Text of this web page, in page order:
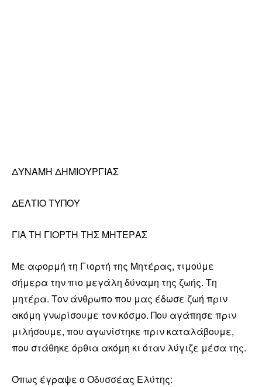
ΔΥΝΑΜΗ ΔΗΜΙΟΥΡΓΙΑΣ
ΔΕΛΤΙΟ ΤΥΠΟΥ
ΓΙΑ ΤΗ ΓΙΟΡΤΗ ΤΗΣ ΜΗΤΕΡΑΣ
Με αφορμή τη Γιορτή της Μητέρας, τιμούμε
σήμερα την πιο μεγάλη δύναμη της ζωής. Τη
μητέρα. Τον άνθρωπο που μας έδωσε ζωή πριν
ακόμη γνωρίσουμε τον κόσμο. Που αγάπησε πριν
μιλήσουμε, που αγωνίστηκε πριν καταλάβουμε,
που στάθηκε όρθια ακόμη κι όταν λύγιζε μέσα της.
Όπως έγραψε ο Οδυσσέας Ελύτης: